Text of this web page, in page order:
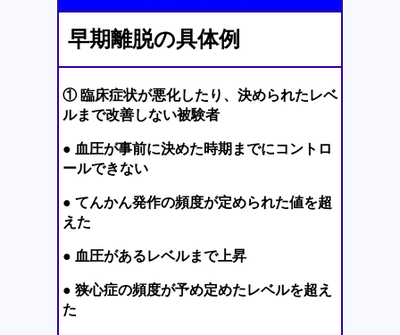
早期離脱の具体例
① 臨床症状が悪化したり、決められたレベ
ルまで改善しない被験者
● 血圧が事前に決めた時期までにコントロ
ールできない
● てんかん発作の頻度が定められた値を超
えた
● 血圧があるレベルまで上昇
● 狭心症の頻度が予め定めたレベルを超え
た